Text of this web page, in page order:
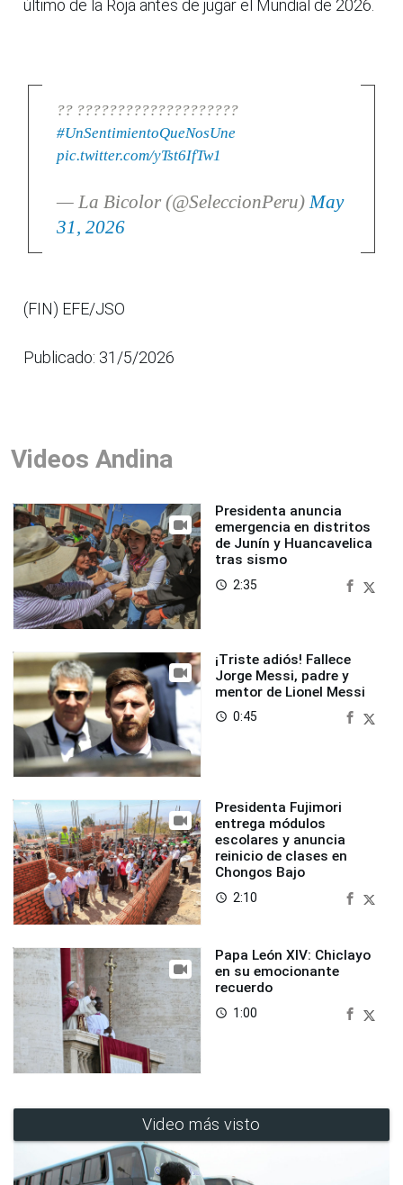
último de la Roja antes de jugar el Mundial de 2026.
?? ????????????????????
#UnSentimientoQueNosUne
pic.twitter.com/yTst6IfTw1
— La Bicolor (@SeleccionPeru) May
31, 2026
(FIN) EFE/JSO
Publicado: 31/5/2026
Videos Andina
Presidenta anuncia
emergencia en distritos
de Junín y Huancavelica
tras sismo
access_time 2:35
¡Triste adiós! Fallece
Jorge Messi, padre y
mentor de Lionel Messi
access_time 0:45
Presidenta Fujimori
entrega módulos
escolares y anuncia
reinicio de clases en
Chongos Bajo
access_time 2:10
Papa León XIV: Chiclayo
en su emocionante
recuerdo
access_time 1:00
Video más visto